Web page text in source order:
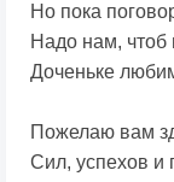
Но пока
Надо нам, чтоб
Доченьке
Пожелаю вам
Сил, успехов и